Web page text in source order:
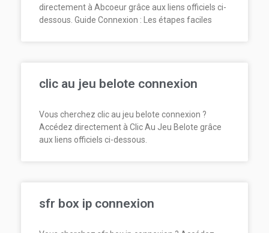
directement à Abcoeur grâce aux liens officiels ci-
dessous. Guide Connexion : Les étapes faciles
clic au jeu belote connexion
Vous cherchez clic au jeu belote connexion ?
Accédez directement à Clic Au Jeu Belote grâce
aux liens officiels ci-dessous.
sfr box ip connexion